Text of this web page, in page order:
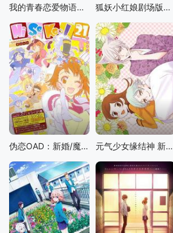
我的青春恋爱物语果然有问题 第二季 OVA 狐妖小红娘剧场版：月红篇
伪恋OAD：新婚/魔法甜点师小咲酱!! 元气少女缘结神 新婚篇